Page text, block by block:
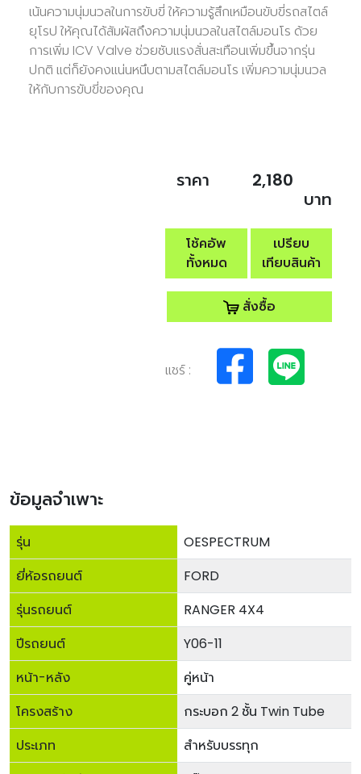
เน้นความนุ่มนวลในการขับขี่ ให้ความรู้สึกเหมือนขับขี่รถสไตล์
ยุโรป ให้คุณได้สัมผัสถึงความนุ่มนวลในสไตล์มอนโร ด้วย
การเพิ่ม ICV Valve ช่วยซับแรงสั่นสะเทือนเพิ่มขึ้นจากรุ่น
ปกติ แต่ก็ยังคงแน่นหนึบตามสไตล์มอนโร เพิ่มความนุ่มนวล
ให้กับการขับขี่ของคุณ
ราคา
2,180
บาท
โช้คอัพ
ทั้งหมด
เปรียบ
เทียบสินค้า
สั่งซื้อ
แชร์ :
ข้อมูลจำเพาะ
รุ่น
OESPECTRUM
ยี่ห้อรถยนต์
FORD
รุ่นรถยนต์
RANGER 4X4
ปีรถยนต์
Y06-11
หน้า-หลัง
คู่หน้า
โครงสร้าง
กระบอก 2 ชั้น Twin Tube
ประเภท
สำหรับบรรทุก